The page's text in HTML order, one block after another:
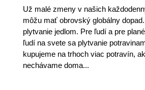
Už malé zmeny v našich
môžu mať obrovský globálny
plytvanie jedlom. Pre ľudí a pre
ľudí na svete sa plytvanie
kupujeme na trhoch viac potravín,
nechávame doma...